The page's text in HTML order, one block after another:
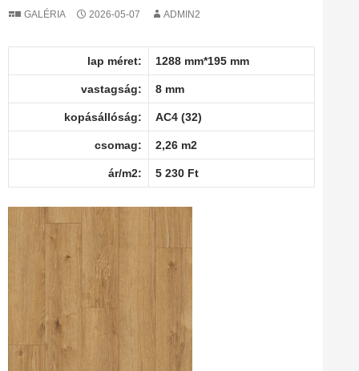
GALÉRIA 2026-05-07 ADMIN2
lap méret: 1288 mm*195 mm
vastagság: 8 mm
kopásállóság: AC4 (32)
csomag: 2,26 m2
ár/m2: 5 230 Ft